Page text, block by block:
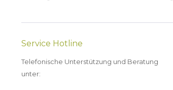
Service Hotline
Telefonische Unterstützung und Beratung
unter: